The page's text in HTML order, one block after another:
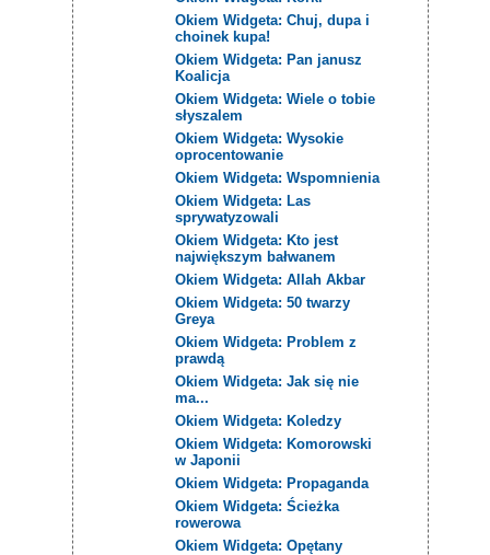
Okiem Widgeta: Chuj, dupa i
choinek kupa!
Okiem Widgeta: Pan janusz
Koalicja
Okiem Widgeta: Wiele o tobie
słyszalem
Okiem Widgeta: Wysokie
oprocentowanie
Okiem Widgeta: Wspomnienia
Okiem Widgeta: Las
sprywatyzowali
Okiem Widgeta: Kto jest
największym bałwanem
Okiem Widgeta: Allah Akbar
Okiem Widgeta: 50 twarzy
Greya
Okiem Widgeta: Problem z
prawdą
Okiem Widgeta: Jak się nie
ma...
Okiem Widgeta: Koledzy
Okiem Widgeta: Komorowski
w Japonii
Okiem Widgeta: Propaganda
Okiem Widgeta: Ścieżka
rowerowa
Okiem Widgeta: Opętany